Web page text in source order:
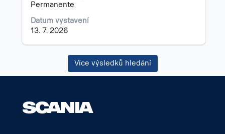
Permanente
Datum vystavení
13. 7. 2026
profesi.
Více výsledků hledání